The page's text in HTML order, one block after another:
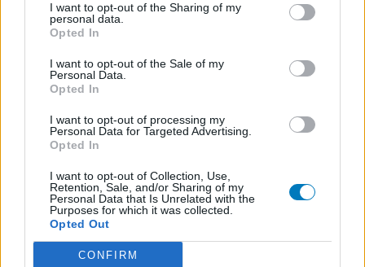
I want to opt-out of the Sharing of my
personal data.
Opted In
I want to opt-out of the Sale of my
Personal Data.
Opted In
I want to opt-out of processing my
Personal Data for Targeted Advertising.
Opted In
I want to opt-out of Collection, Use,
Retention, Sale, and/or Sharing of my
Personal Data that Is Unrelated with the
Purposes for which it was collected.
Opted Out
CONFIRM
Prostatite
Quantité effets secondaires
votre avis
Tavanic
01/02/2021 | Homme | 69
lévofloxacine (500mg)
Autres problèmes de prostate